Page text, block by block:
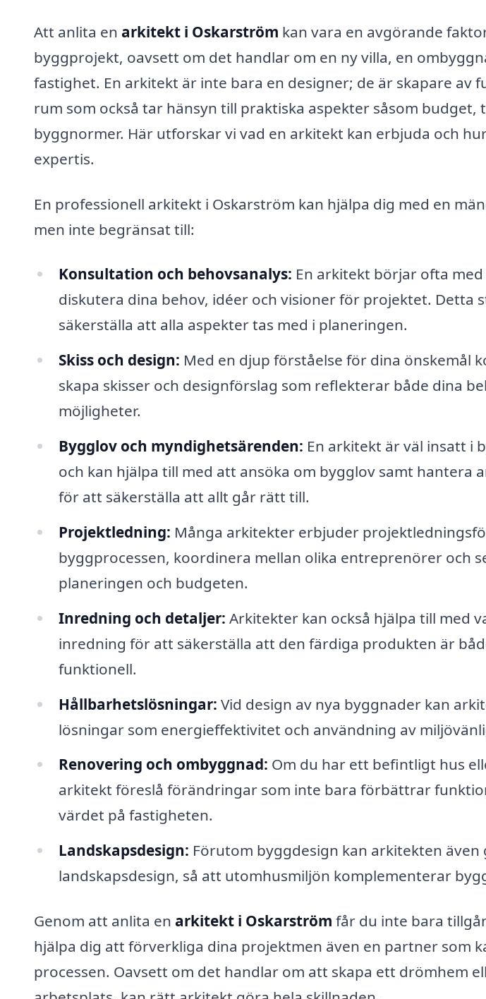
Att anlita en arkitekt i Oskarström kan vara en avgörande
byggprojekt, oavsett om det handlar om en ny villa, en
fastighet. En arkitekt är inte bara en designer; de är skapare av
rum som också tar hänsyn till praktiska aspekter såsom budget,
byggnormer. Här utforskar vi vad en arkitekt kan erbjuda och
expertis.
En professionell arkitekt i Oskarström kan hjälpa dig med en
men inte begränsat till:
Konsultation och behovsanalys: En arkitekt börjar ofta
diskutera dina behov, idéer och visioner för projektet. Detta
säkerställa att alla aspekter tas med i planeringen.
Skiss och design: Med en djup förståelse för dina önskemål
skapa skisser och designförslag som reflekterar både dina
möjligheter.
Bygglov och myndighetsärenden: En arkitekt är väl insatt i
och kan hjälpa till med att ansöka om bygglov samt hantera
för att säkerställa att allt går rätt till.
Projektledning: Många arkitekter erbjuder
byggprocessen, koordinera mellan olika entreprenörer och
planeringen och budgeten.
Inredning och detaljer: Arkitekter kan också hjälpa till med
inredning för att säkerställa att den färdiga produkten är
funktionell.
Hållbarhetslösningar: Vid design av nya byggnader kan
lösningar som energieffektivitet och användning av
Renovering och ombyggnad: Om du har ett befintligt hus
arkitekt föreslå förändringar som inte bara förbättrar
värdet på fastigheten.
Landskapsdesign: Förutom byggdesign kan arkitekten även
landskapsdesign, så att utomhusmiljön komplementerar
Genom att anlita en arkitekt i Oskarström får du inte bara
hjälpa dig att förverkliga dina projektmen även en partner som
processen. Oavsett om det handlar om att skapa ett drömhem